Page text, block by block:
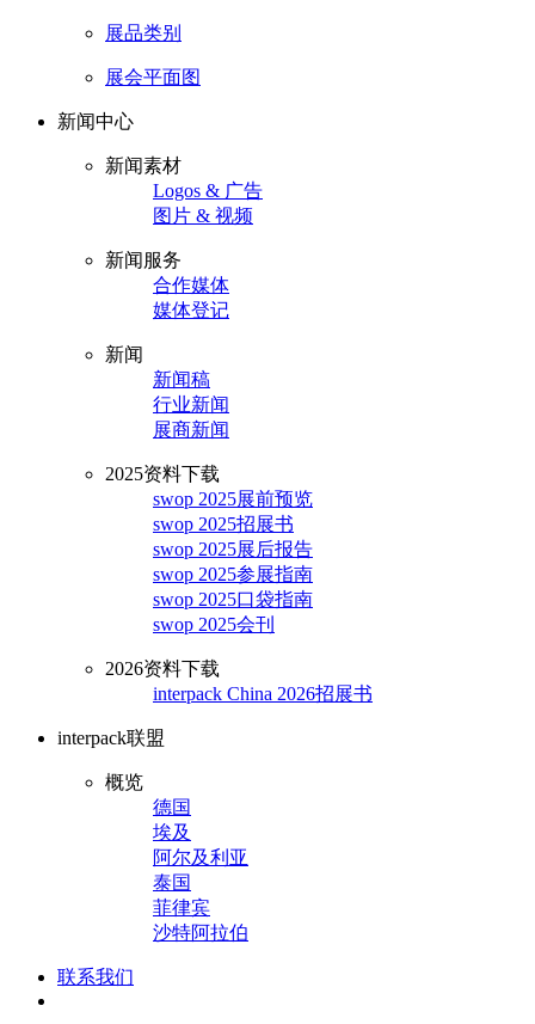
展品类别
展会平面图
新闻中心
新闻素材
Logos & 广告
图片 & 视频
新闻服务
合作媒体
媒体登记
新闻
新闻稿
行业新闻
展商新闻
2025资料下载
swop 2025展前预览
swop 2025招展书
swop 2025展后报告
swop 2025参展指南
swop 2025口袋指南
swop 2025会刊
2026资料下载
interpack China 2026招展书
interpack联盟
概览
德国
埃及
阿尔及利亚
泰国
菲律宾
沙特阿拉伯
联系我们